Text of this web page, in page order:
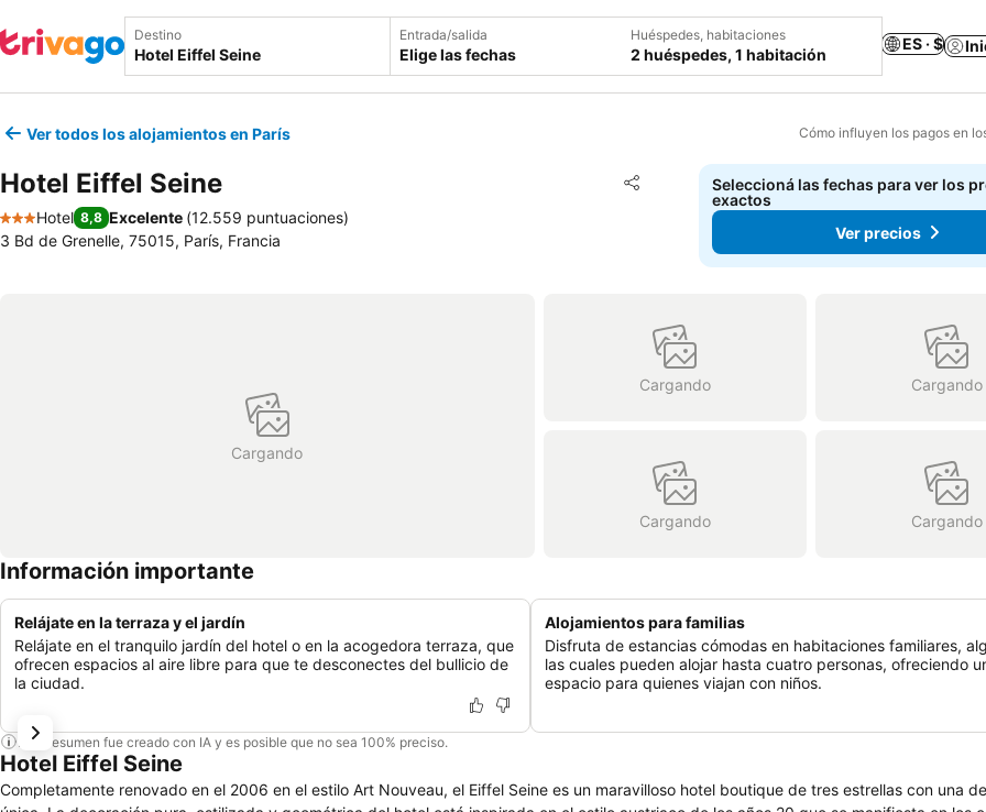
Destino Entrada/salida
Elige las fechas
Huéspedes, habitaciones
2 huéspedes, 1 habitación
ES · $
Ver todos los alojamientos en París Cómo influyen los pagos en
Hotel Eiffel Seine Compartir
Añadir a favoritos
3 Estrellas
Hotel 8,8 Excelente (12.559 puntuaciones)
3 Bd de Grenelle, 75015, París, Francia
Seleccioná las fechas para ver los
exactos
Ver precios
Cargando
Cargando Cargando
Cargando Cargando
Información importante
Relájate en la terraza y el jardín
Relájate en el tranquilo jardín del hotel o en la acogedora terraza, que
ofrecen espacios al aire libre para que te desconectes del bullicio de
la ciudad.
Alojamientos para familias
Disfruta de estancias cómodas en habitaciones familiares,
las cuales pueden alojar hasta cuatro personas, ofreciendo
espacio para quienes viajan con niños.
Este resumen fue creado con IA y es posible que no sea 100% preciso.
Hotel Eiffel Seine
Completamente renovado en el 2006 en el estilo Art Nouveau, el Eiffel Seine es un maravilloso hotel boutique de tres estrellas con una